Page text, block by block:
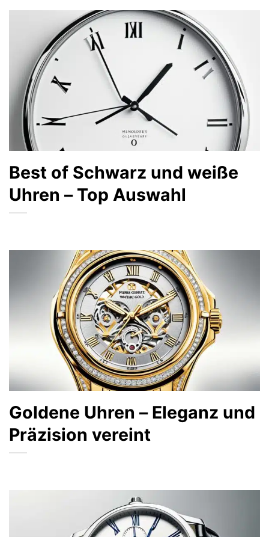
Best of Schwarz und weiße
Uhren – Top Auswahl
Goldene Uhren – Eleganz und
Präzision vereint